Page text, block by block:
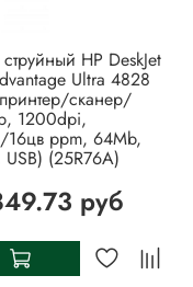
HP DeskJet
Ultra 4828
сканер/
1200dpi,
ppm, 64Mb,
(25R76A)
руб